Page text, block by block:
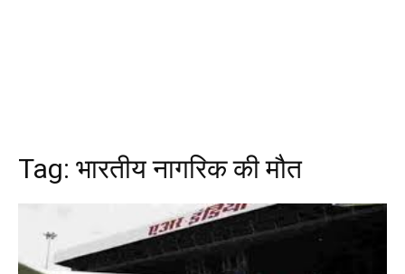
Tag: भारतीय नागरिक की मौत